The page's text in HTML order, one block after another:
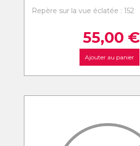
Repère sur la vue éclatée : 152
55,00 €
Ajouter au panier